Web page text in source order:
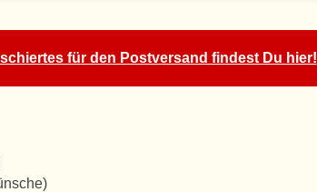
für den Postversand findest Du hier!